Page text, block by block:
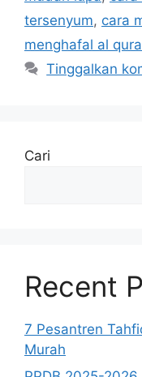
tersenyum, cara
menghafal al
Tinggalkan
Cari
Recent
7 Pesantren
Murah